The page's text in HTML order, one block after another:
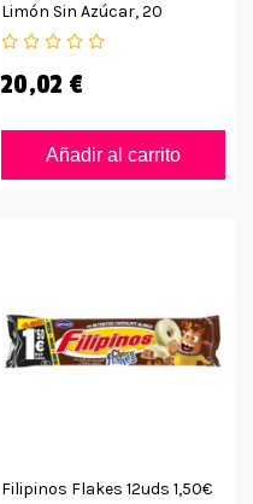
Limón Sin Azúcar, 20
Unidades
20,02 €
Añadir al carrito
Filipinos Flakes 12uds 1,50€